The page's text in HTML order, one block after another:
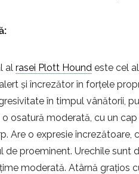
al rasei Plott Hound este cel
și încrezător în forțele
în timpul vânătorii,
o osatură moderată, cu un
Are o expresie încrezătoare,
de proeminent. Urechile sunt
moderată. Atârnă grațios